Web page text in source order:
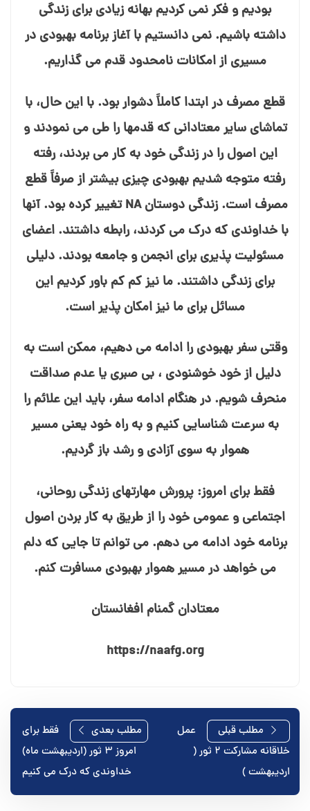
بودیم و فکر نمی⁯ کردیم بهانه زیادی برای زندگی
داشته باشیم. نمی⁯ دانستیم با آغاز برنامه بهبودی در
مسیری از امکانات نامحدود قدم می⁯ گذاریم.
قطع مصرف در ابتدا کاملاً دشوار بود. با این حال، با
تماشای سایر معتادانی که قدمها را طی می⁯ نمودند و
این اصول را در زندگی خود به کار می⁯ بردند، رفته
رفته متوجه شدیم بهبودی چیزی بیشتر از صرفاً قطع
مصرف است. زندگی دوستان NA تغییر کرده بود. آنها
با خداوندی که درک می⁯ کردند، رابطه داشتند. اعضای
مسئولیت⁯ پذیری برای انجمن و جامعه بودند. دلیلی
برای زندگی داشتند. ما نیز کم کم باور کردیم این
مسائل برای ما نیز امکان پذیر است.
وقتی سفر بهبودی را ادامه می⁯ دهیم، ممکن است به
دلیل از خود خوشنودی ، بی⁯ صبری یا عدم صداقت
منحرف شویم. در هنگام ادامه سفر، باید این علائم را
به سرعت شناسایی کنیم و به راه خود یعنی مسیر
هموار به سوی آزادی و رشد باز گردیم.
فقط برای امروز: پرورش مهارت⁯های زندگی روحانی،
اجتماعی و عمومی خود را از طریق به کار بردن اصول
برنامه خود ادامه می⁯ دهم. می⁯ توانم تا جایی که دلم
می⁯ خواهد در مسیر هموار بهبودی مسافرت کنم.
معتادان گمنام افغانستان
https://naafg.org
راهبری
نوشته
مطلب قبلی
عمل
خلاقانه مشارکت ۲ ثور (
اردیبهشت )
مطلب بعدی
فقط برای
امروز ۳ ثور (اردیبهشت ماه)
خداوندی که درک می⁯ کنیم